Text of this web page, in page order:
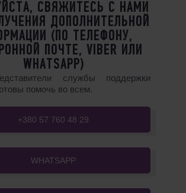
СВЯЖИТЕСЬ С НАМИ
ДОПОЛНИТЕЛЬНОЙ
(ПО ТЕЛЕФОНУ,
ПОЧТЕ, VIBER ИЛИ
WHATSAPP)
службы поддержки
помочь во всем.
+380 57 760 48 29
WHATSAPP